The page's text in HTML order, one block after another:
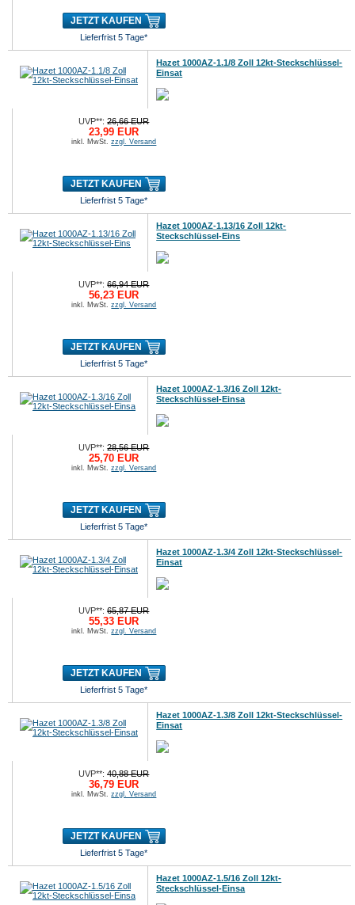
JETZT KAUFEN
Lieferfrist 5 Tage*
Hazet 1000AZ-1.1/8 Zoll 12kt-Steckschlüssel-
Einsat
UVP**:26,66 EUR
23,99 EUR
inkl. MwSt.zzgl. Versand
JETZT KAUFEN
Lieferfrist 5 Tage*
Hazet 1000AZ-1.13/16 Zoll 12kt-
Steckschlüssel-Eins
UVP**:66,94 EUR
56,23 EUR
inkl. MwSt.zzgl. Versand
JETZT KAUFEN
Lieferfrist 5 Tage*
Hazet 1000AZ-1.3/16 Zoll 12kt-
Steckschlüssel-Einsa
UVP**:28,56 EUR
25,70 EUR
inkl. MwSt.zzgl. Versand
JETZT KAUFEN
Lieferfrist 5 Tage*
Hazet 1000AZ-1.3/4 Zoll 12kt-Steckschlüssel-
Einsat
UVP**:65,87 EUR
55,33 EUR
inkl. MwSt.zzgl. Versand
JETZT KAUFEN
Lieferfrist 5 Tage*
Hazet 1000AZ-1.3/8 Zoll 12kt-Steckschlüssel-
Einsat
UVP**:40,88 EUR
36,79 EUR
inkl. MwSt.zzgl. Versand
JETZT KAUFEN
Lieferfrist 5 Tage*
Hazet 1000AZ-1.5/16 Zoll 12kt-
Steckschlüssel-Einsa